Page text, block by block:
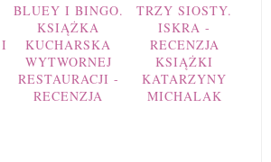
BLUEY I BINGO.
KSIĄŻKA
KUCHARSKA
WYTWORNEJ
RESTAURACJI -
RECENZJA
TRZY SIOSTY.
ISKRA -
RECENZJA
KSIĄŻKI
KATARZYNY
MICHALAK